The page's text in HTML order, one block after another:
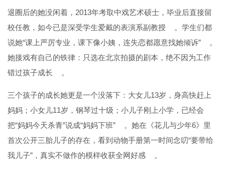
退圈后的她没闲着，2013年考取中戏艺术硕士，毕业后直接留
校任教，如今已是深受学生爱戴的表演系副教授
。学生们都
说她“课上严厉专业，课下像小姨，连失恋都愿意找她倾诉”
。
她接戏有自己的铁律：只选在北京拍摄的剧本，绝不因为工作
错过孩子成长
。
三个孩子的成长她更是一个没落下：大女儿13岁，身高快赶上
妈妈；小女儿11岁，钢琴过十级；小儿子刚上小学，已经会
把“妈妈今天杀青”说成“妈妈下班”
。她在《花儿与少年6》里
首次公开三胎儿子的存在，看到动物手册第一时间念叨“要带给
我儿子”，真实不做作的模样收获全网好感
。